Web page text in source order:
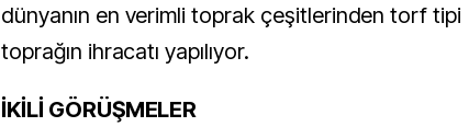
dünyanın en verimli toprak çeşitlerinden torf tipi
toprağın ihracatı yapılıyor.
İKİLİ GÖRÜŞMELER